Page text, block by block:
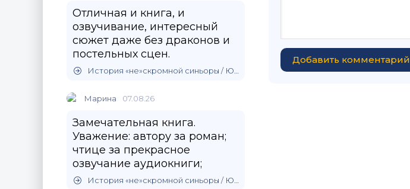
Отличная и книга, и
озвучивание, интересный
сюжет даже без драконов и
постельных сцен.
История «не»скромной синьоры / Юлия Зимина
Марина 07.08.26
Замечательная книга.
Уважение: автору за роман;
чтице за прекрасное
озвучание аудиокниги;
История «не»скромной синьоры / Юлия Зимина
Добавить комментарий